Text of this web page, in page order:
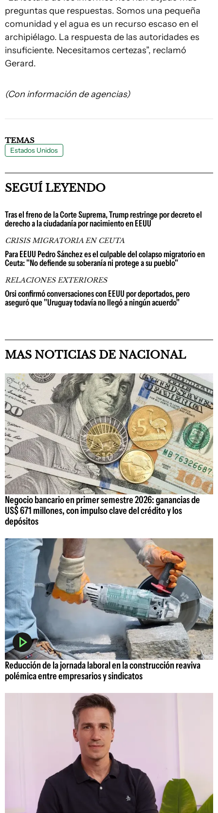
preguntas que respuestas. Somos una pequeña
comunidad y el agua es un recurso escaso en el
archipiélago. La respuesta de las autoridades es
insuficiente. Necesitamos certezas”, reclamó
Gerard.
(Con información de agencias)
TEMAS
Estados Unidos
SEGUÍ LEYENDO
Tras el freno de la Corte Suprema, Trump restringe por decreto el
derecho a la ciudadanía por nacimiento en EEUU
CRISIS MIGRATORIA EN CEUTA
Para EEUU Pedro Sánchez es el culpable del colapso migratorio en
Ceuta: "No defiende su soberanía ni protege a su pueblo"
RELACIONES EXTERIORES
Orsi confirmó conversaciones con EEUU por deportados, pero
aseguró que "Uruguay todavía no llegó a ningún acuerdo"
MAS NOTICIAS DE NACIONAL
Negocio bancario en primer semestre 2026: ganancias de
US$ 671 millones, con impulso clave del crédito y los
depósitos
Reducción de la jornada laboral en la construcción reaviva
polémica entre empresarios y sindicatos